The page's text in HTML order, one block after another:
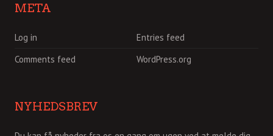
META
Log in
Entries feed
Comments feed
WordPress.org
NYHEDSBREV